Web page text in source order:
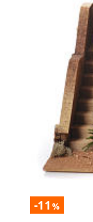
-11 %